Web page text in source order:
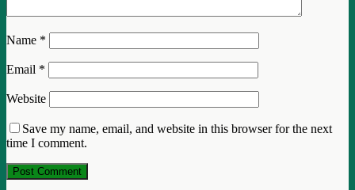
Name *
Email *
Website
Save my name, email, and website in this browser for the next
time I comment.